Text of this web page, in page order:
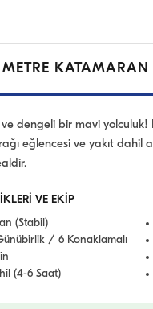
METRE
dengeli bir mavi yolculuk!
eğlencesi ve yakıt
VE EKİP
(Stabil)
/ 6 Konaklamalı
(4-6 Saat)